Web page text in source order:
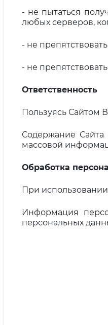
- не пытаться
любых серверов,
- не
- не
Ответственность
Пользуясь Сайтом
Содержание
массовой
Обработка
При
Информация
персональных